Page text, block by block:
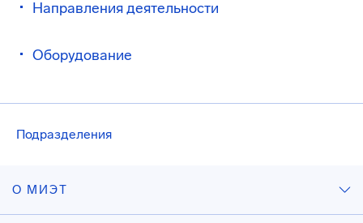
Направления деятельности
Оборудование
Подразделения
О МИЭТ